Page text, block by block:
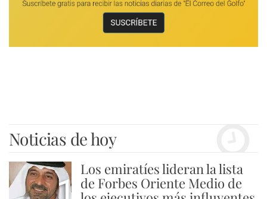
Noticias de hoy
Los emiratíes lideran la lista
de Forbes Oriente Medio de